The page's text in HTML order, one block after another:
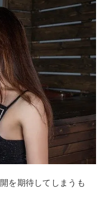
を期待してしまうも